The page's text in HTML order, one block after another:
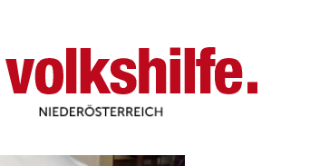
Niederösterreich